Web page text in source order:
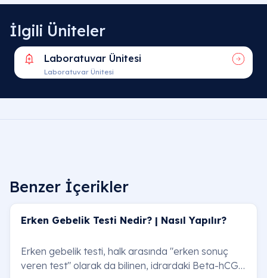
İlgili Üniteler
Laboratuvar Ünitesi
Laboratuvar Ünitesi
Benzer İçerikler
Erken Gebelik Testi Nedir? | Nasıl Yapılır?
Erken gebelik testi, halk arasında "erken sonuç
veren test" olarak da bilinen, idrardaki Beta-hCG